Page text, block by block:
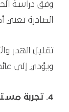
وفق دراسة
الصادرة تعني
تقليل الهدر
ويؤدي إلى
4. تجربة مستخدم متقدمة